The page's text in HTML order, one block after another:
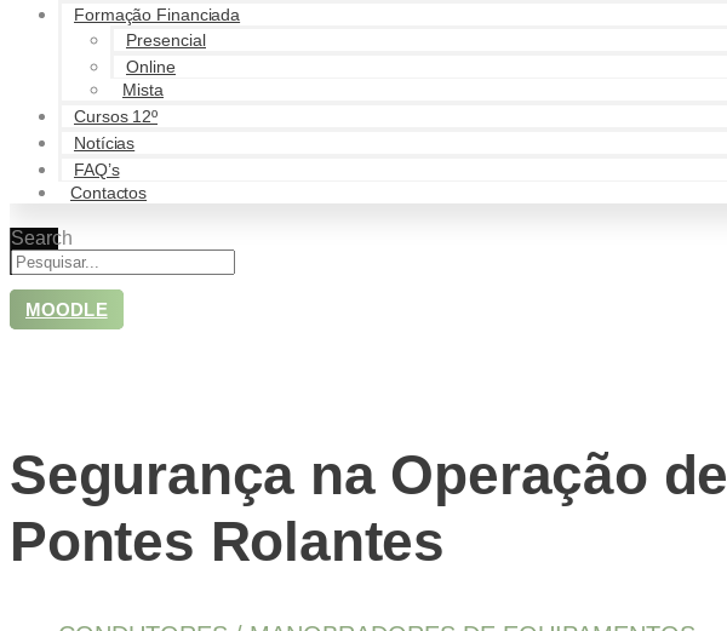
Formação Financiada
Presencial
Online
Mista
Cursos 12º
Notícias
FAQ’s
Contactos
Search
MOODLE
Segurança na Operação de
Pontes Rolantes